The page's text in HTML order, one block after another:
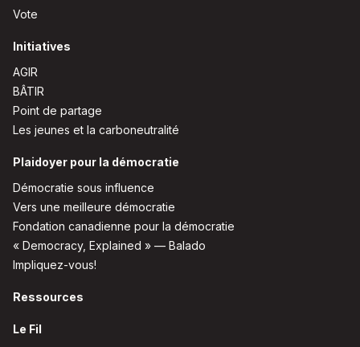
Vote
Initiatives
AGIR
BÂTIR
Point de partage
Les jeunes et la carboneutralité
Plaidoyer pour la démocratie
Démocratie sous influence
Vers une meilleure démocratie
Fondation canadienne pour la démocratie
« Democracy, Explained » — Balado
Impliquez-vous!
Ressources
Le Fil